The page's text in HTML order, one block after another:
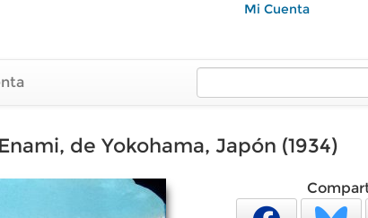
Mi Cuenta
de Yokohama, Japón (1934)